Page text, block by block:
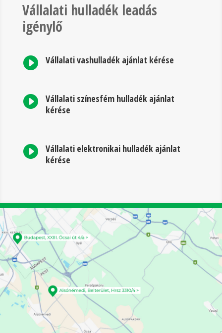
Vállalati hulladék leadás
igénylő
 Vállalati vashulladék ajánlat kérése

Vállalati színesfém hulladék ajánlat
kérése

Vállalati elektronikai hulladék ajánlat
kérése